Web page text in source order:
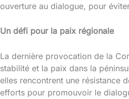
ouverture au dialogue, pour
Un défi pour la paix régionale
La dernière provocation de la
stabilité et la paix dans la
elles rencontrent une résistance
efforts pour promouvoir le